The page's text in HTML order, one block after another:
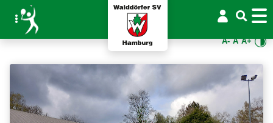
A- A A+